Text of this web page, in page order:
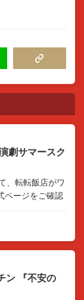
劇サマースク
、転転飯店がワ
ページをご確認
ン 『不安の